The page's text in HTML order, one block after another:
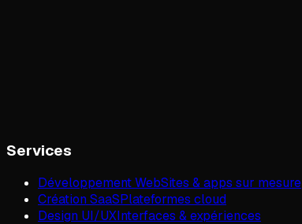
Services
Développement WebSites & apps sur mesure
Création SaaSPlateformes cloud
Design UI/UXInterfaces & expériences